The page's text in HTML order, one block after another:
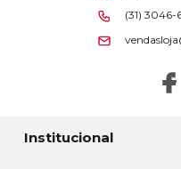
Institucional
(31) 3046-